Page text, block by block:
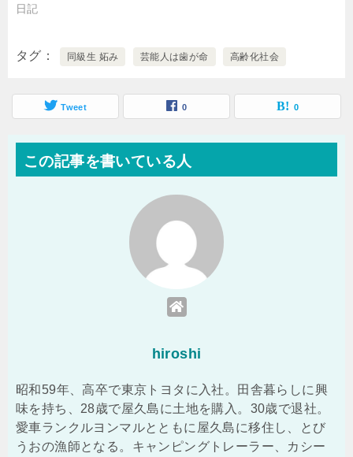
日記
タグ 同級生 妬み 芸能人は歯が命 高齢化社会
Tweet 0 0
この記事を書いている人
hiroshi
昭和59年、高卒で東京トヨタに入社。田舎暮らしに興
味を持ち、28歳で屋久島に土地を購入。30歳で退社。
愛車ランクルヨンマルとともに屋久島に移住し、とび
うおの漁師となる。キャンピングトレーラー、カシー